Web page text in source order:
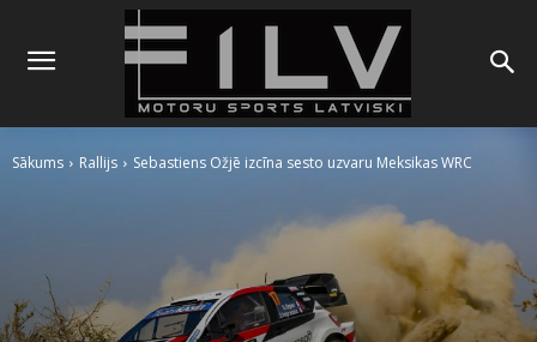
Sākums Rallijs Sebastiens Ožjē izcīna sesto uzvaru Meksikas WRC